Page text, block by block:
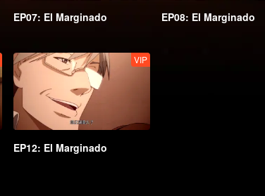
EP07: El Marginado EP08: El Marginado
VIP
EP12: El Marginado